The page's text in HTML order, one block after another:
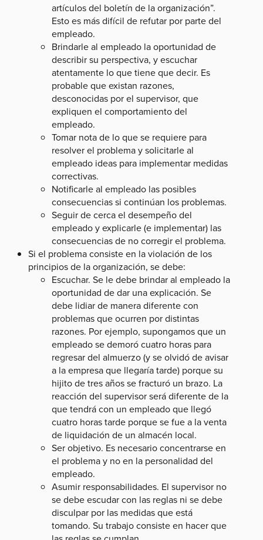
artículos del boletín de la organización”.
Esto es más difícil de refutar por parte del
empleado.
Brindarle al empleado la oportunidad de
describir su perspectiva, y escuchar
atentamente lo que tiene que decir. Es
probable que existan razones,
desconocidas por el supervisor, que
expliquen el comportamiento del
empleado.
Tomar nota de lo que se requiere para
resolver el problema y solicitarle al
empleado ideas para implementar medidas
correctivas.
Notificarle al empleado las posibles
consecuencias si continúan los problemas.
Seguir de cerca el desempeño del
empleado y explicarle (e implementar) las
consecuencias de no corregir el problema.
Si el problema consiste en la violación de los
principios de la organización, se debe:
Escuchar. Se le debe brindar al empleado la
oportunidad de dar una explicación. Se
debe lidiar de manera diferente con
problemas que ocurren por distintas
razones. Por ejemplo, supongamos que un
empleado se demoró cuatro horas para
regresar del almuerzo (y se olvidó de avisar
a la empresa que llegaría tarde) porque su
hijito de tres años se fracturó un brazo. La
reacción del supervisor será diferente de la
que tendrá con un empleado que llegó
cuatro horas tarde porque se fue a la venta
de liquidación de un almacén local.
Ser objetivo. Es necesario concentrarse en
el problema y no en la personalidad del
empleado.
Asumir responsabilidades. El supervisor no
se debe escudar con las reglas ni se debe
disculpar por las medidas que está
tomando. Su trabajo consiste en hacer que